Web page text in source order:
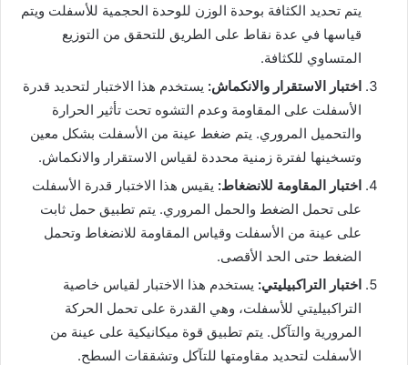
يتم تحديد الكثافة بوحدة الوزن للوحدة الحجمية للأسفلت ويتم
قياسها في عدة نقاط على الطريق للتحقق من التوزيع
المتساوي للكثافة.
اختبار الاستقرار والانكماش: يستخدم هذا الاختبار لتحديد قدرة
الأسفلت على المقاومة وعدم التشوه تحت تأثير الحرارة
والتحميل المروري. يتم ضغط عينة من الأسفلت بشكل معين
وتسخينها لفترة زمنية محددة لقياس الاستقرار والانكماش.
اختبار المقاومة للانضغاط: يقيس هذا الاختبار قدرة الأسفلت
على تحمل الضغط والحمل المروري. يتم تطبيق حمل ثابت
على عينة من الأسفلت وقياس المقاومة للانضغاط وتحمل
الضغط حتى الحد الأقصى.
اختبار التراكبيليتي: يستخدم هذا الاختبار لقياس خاصية
التراكبيليتي للأسفلت، وهي القدرة على تحمل الحركة
المرورية والتآكل. يتم تطبيق قوة ميكانيكية على عينة من
الأسفلت لتحديد مقاومتها للتآكل وتشققات السطح.